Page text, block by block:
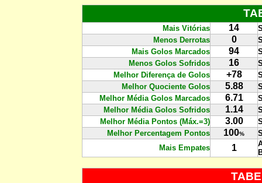
Mais Vitórias 14
Menos Derrotas
0
Mais Golos Marcados
94
Menos Golos Sofridos
16
Melhor Diferença de Golos
+78
Melhor Quociente Golos
5.88
Melhor Média Golos Marcados
6.71
Melhor Média Golos Sofridos
1.14
Melhor Média Pontos (Máx.=3)
3.00
Melhor Percentagem Pontos
100%
Mais Empates
1